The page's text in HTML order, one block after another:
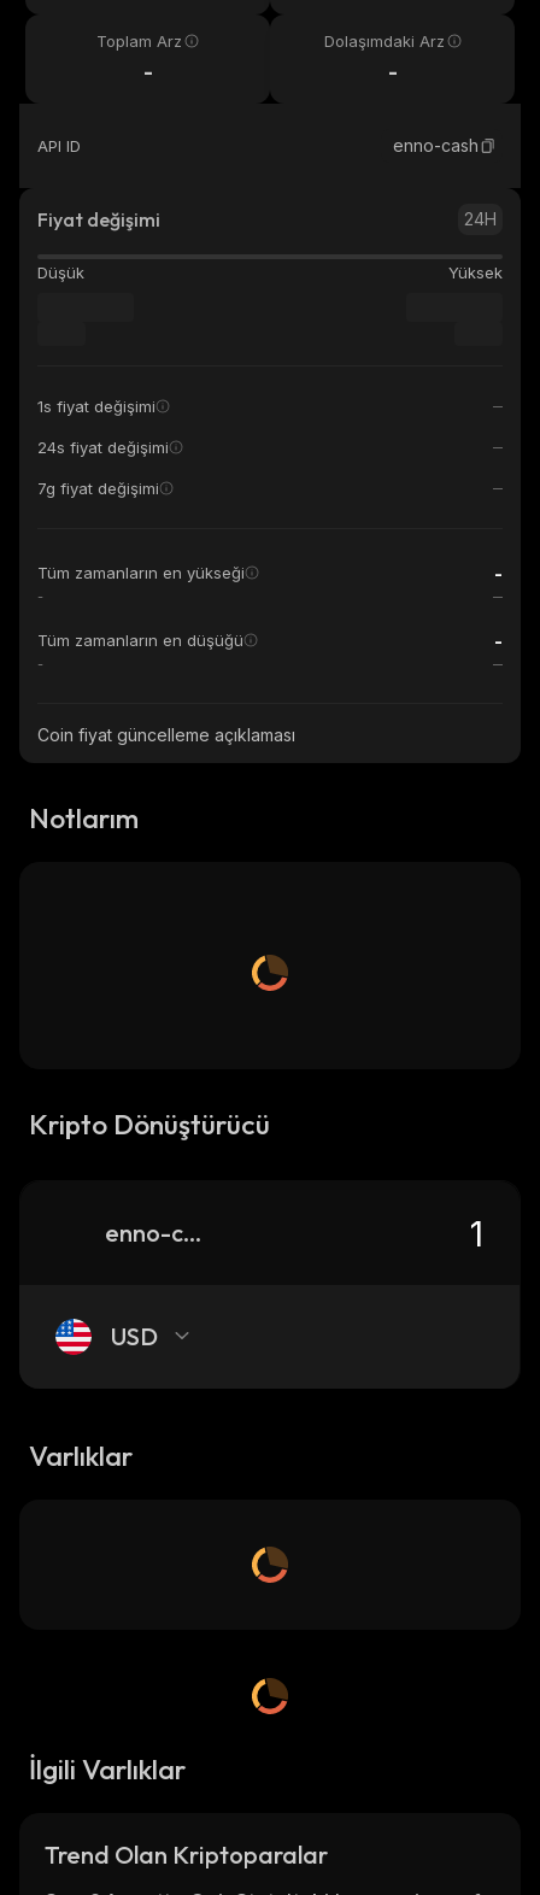
Toplam Arz
-
Dolaşımdaki Arz
-
API ID enno-cash
Fiyat değişimi 24H
Düşük Yüksek
1s fiyat değişimi
24s fiyat değişimi
7g fiyat değişimi
Tüm zamanların en yükseği -
-
Tüm zamanların en düşüğü -
-
Coin fiyat güncelleme açıklaması
Notlarım
Kripto Dönüştürücü
enno-cash
USD
Varlıklar
İlgili Varlıklar
Trend Olan Kriptoparalar